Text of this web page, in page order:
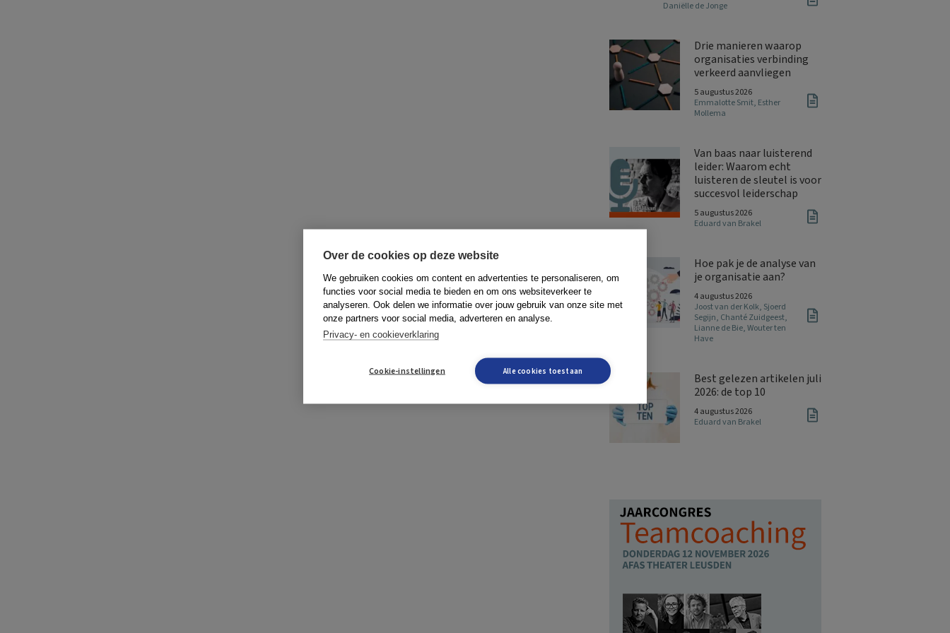
Daniëlle de Jonge
Drie manieren waarop
organisaties verbinding
verkeerd aanvliegen
5 augustus 2026
Emmalotte Smit, Esther
Mollema
Van baas naar luisterend
leider: Waarom echt
luisteren de sleutel is voor
succesvol leiderschap
5 augustus 2026
Eduard van Brakel
Hoe pak je de analyse van
je organisatie aan?
4 augustus 2026
Joost van der Kolk, Sjoerd
Segijn, Chanté Zuidgeest,
Lianne de Bie,Wouter ten
Have
Best gelezen artikelen juli
2026: de top 10
4 augustus 2026
Eduard van Brakel
Over de cookies op deze website
We gebruiken cookies om content en advertenties te personaliseren, om
functies voor social media te bieden en om ons websiteverkeer te
analyseren. Ook delen we informatie over jouw gebruik van onze site met
onze partners voor social media, adverteren en analyse.
Privacy- en cookieverklaring
Cookie-instellingen Alle cookies toestaan